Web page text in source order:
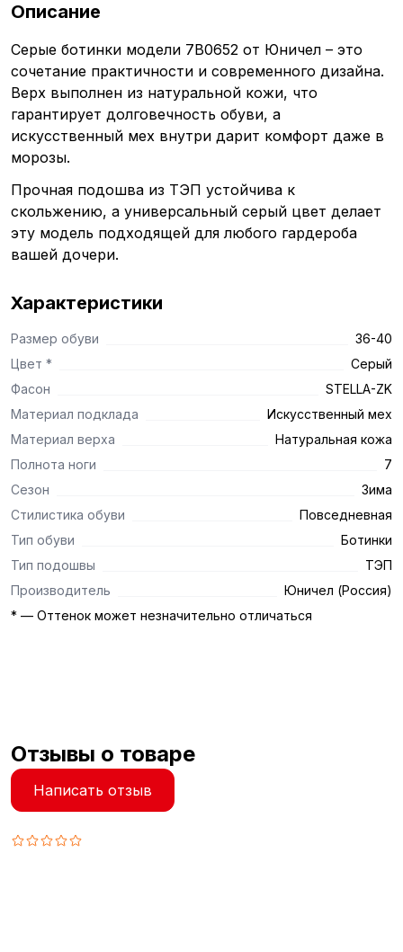
Описание
Серые ботинки модели 7B0652 от Юничел – это
сочетание практичности и современного дизайна.
Верх выполнен из натуральной кожи, что
гарантирует долговечность обуви, а
искусственный мех внутри дарит комфорт даже в
морозы.
Прочная подошва из ТЭП устойчива к
скольжению, а универсальный серый цвет делает
эту модель подходящей для любого гардероба
вашей дочери.
Характеристики
Размер обуви
36-40
Цвет *
Серый
Фасон
STELLA-ZK
Материал подклада
Искусственный мех
Материал верха
Натуральная кожа
Полнота ноги
7
Сезон
Зима
Стилистика обуви
Повседневная
Тип обуви
Ботинки
Тип подошвы
ТЭП
Производитель
Юничел (Россия)
* — Оттенок может незначительно отличаться
Отзывы о товаре
Написать отзыв